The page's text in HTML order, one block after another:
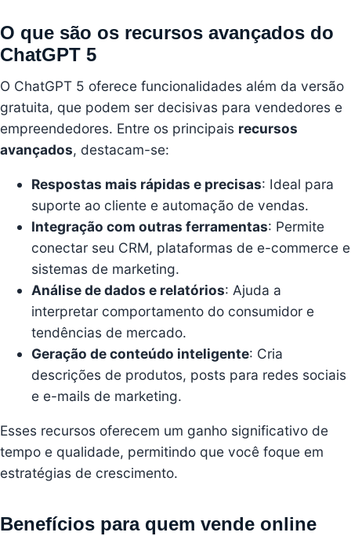
O que são os recursos avançados do
ChatGPT 5
O ChatGPT 5 oferece funcionalidades além da versão
gratuita, que podem ser decisivas para vendedores e
empreendedores. Entre os principais recursos
avançados, destacam-se:
Respostas mais rápidas e precisas: Ideal para
suporte ao cliente e automação de vendas.
Integração com outras ferramentas: Permite
conectar seu CRM, plataformas de e-commerce e
sistemas de marketing.
Análise de dados e relatórios: Ajuda a
interpretar comportamento do consumidor e
tendências de mercado.
Geração de conteúdo inteligente: Cria
descrições de produtos, posts para redes sociais
e e-mails de marketing.
Esses recursos oferecem um ganho significativo de
tempo e qualidade, permitindo que você foque em
estratégias de crescimento.
Benefícios para quem vende online